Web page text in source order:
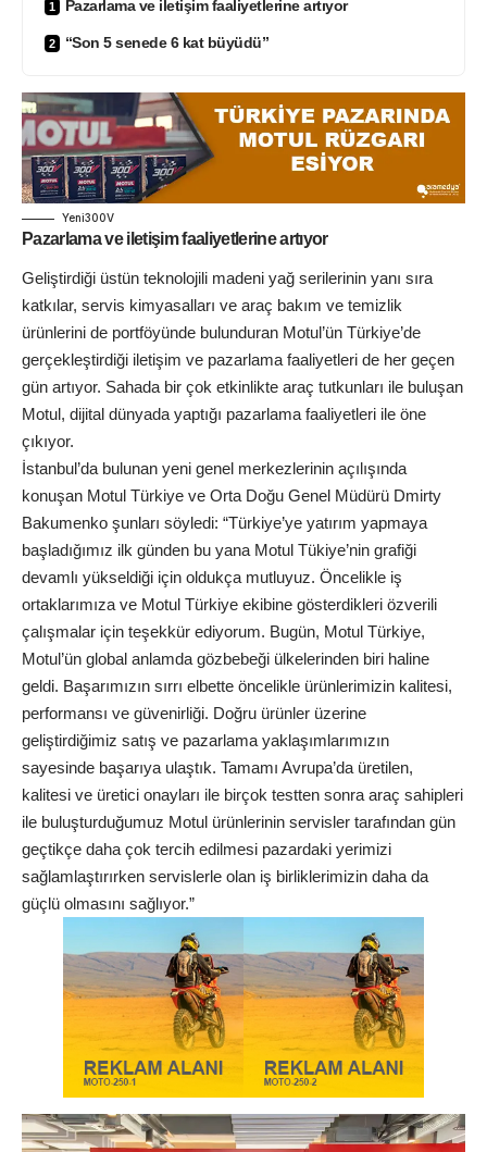
Pazarlama ve iletişim faaliyetlerine artıyor
“Son 5 senede 6 kat büyüdü”
Yeni300V
Pazarlama ve iletişim faaliyetlerine artıyor
Geliştirdiği üstün teknolojili madeni yağ serilerinin yanı sıra
katkılar, servis kimyasalları ve araç bakım ve temizlik
ürünlerini de portföyünde bulunduran Motul’ün Türkiye’de
gerçekleştirdiği iletişim ve pazarlama faaliyetleri de her geçen
gün artıyor. Sahada bir çok etkinlikte araç tutkunları ile buluşan
Motul, dijital dünyada yaptığı pazarlama faaliyetleri ile öne
çıkıyor.
İstanbul’da bulunan yeni genel merkezlerinin açılışında
konuşan Motul Türkiye ve Orta Doğu Genel Müdürü Dmirty
Bakumenko şunları söyledi: “Türkiye’ye yatırım yapmaya
başladığımız ilk günden bu yana Motul Tükiye’nin grafiği
devamlı yükseldiği için oldukça mutluyuz. Öncelikle iş
ortaklarımıza ve Motul Türkiye ekibine gösterdikleri özverili
çalışmalar için teşekkür ediyorum. Bugün, Motul Türkiye,
Motul’ün global anlamda gözbebeği ülkelerinden biri haline
geldi. Başarımızın sırrı elbette öncelikle ürünlerimizin kalitesi,
performansı ve güvenirliği. Doğru ürünler üzerine
geliştirdiğimiz satış ve pazarlama yaklaşımlarımızın
sayesinde başarıya ulaştık. Tamamı Avrupa’da üretilen,
kalitesi ve üretici onayları ile birçok testten sonra araç sahipleri
ile buluşturduğumuz Motul ürünlerinin servisler tarafından gün
geçtikçe daha çok tercih edilmesi pazardaki yerimizi
sağlamlaştırırken servislerle olan iş birliklerimizin daha da
güçlü olmasını sağlıyor.”